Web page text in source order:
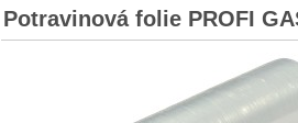
Potravinová folie PROFI